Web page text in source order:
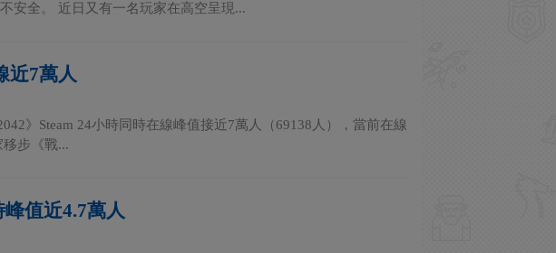
安全。 近日又有一名玩家在高空呈現...
近7萬人
》Steam 24小時同時在線峰值接近7萬人（69138人），當前在線
步《戰...
峰值近4.7萬人